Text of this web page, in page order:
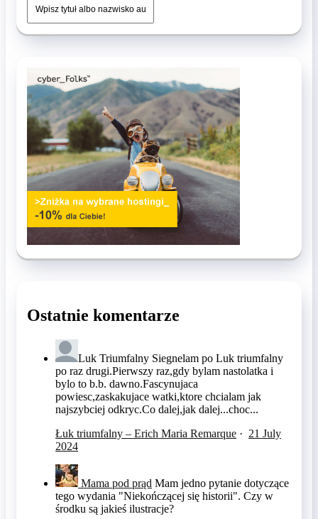
Ostatnie komentarze
Luk Triumfalny Siegnelam po Luk triumfalny
po raz drugi.Pierwszy raz,gdy bylam nastolatka i
bylo to b.b. dawno.Fascynujaca
powiesc,zaskakujace watki,ktore chcialam jak
najszybciej odkryc.Co dalej,jak dalej...choc...
Łuk triumfalny – Erich Maria Remarque · 21 July
2024
Mama pod prąd Mam jedno pytanie dotyczące
tego wydania "Niekończącej się historii". Czy w
środku są jakieś ilustracje?